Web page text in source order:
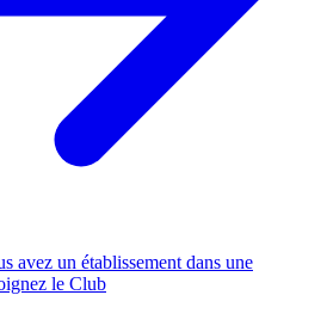
avez un établissement dans une
le Club